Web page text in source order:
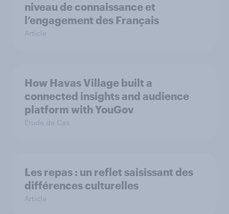
niveau de connaissance et
l’engagement des Français
Article
How Havas Village built a
connected insights and audience
platform with YouGov
Étude de Cas
Les repas : un reflet saisissant des
différences culturelles
Article